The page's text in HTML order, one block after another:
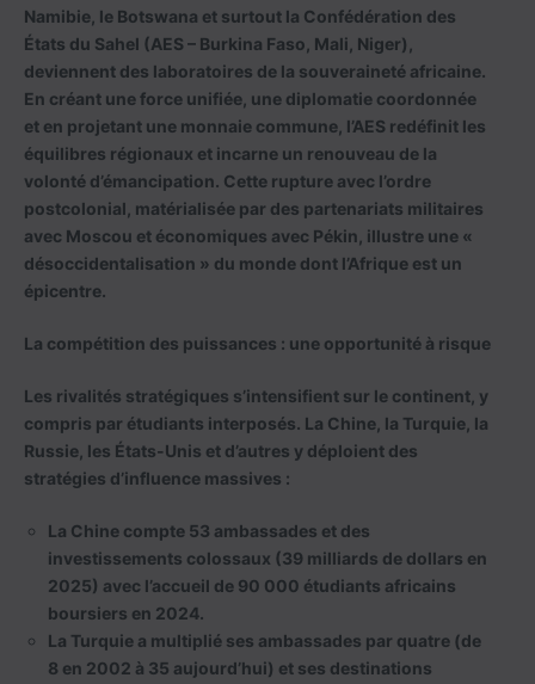
Namibie, le Botswana et surtout la Confédération des
États du Sahel (AES – Burkina Faso, Mali, Niger),
deviennent des laboratoires de la souveraineté africaine.
En créant une force unifiée, une diplomatie coordonnée
et en projetant une monnaie commune, l’AES redéfinit les
équilibres régionaux et incarne un renouveau de la
volonté d’émancipation. Cette rupture avec l’ordre
postcolonial, matérialisée par des partenariats militaires
avec Moscou et économiques avec Pékin, illustre une «
désoccidentalisation » du monde dont l’Afrique est un
épicentre.
La compétition des puissances : une opportunité à risque
Les rivalités stratégiques s’intensifient sur le continent, y
compris par étudiants interposés. La Chine, la Turquie, la
Russie, les États-Unis et d’autres y déploient des
stratégies d’influence massives :
La Chine compte 53 ambassades et des
investissements colossaux (39 milliards de dollars en
2025) avec l’accueil de 90 000 étudiants africains
boursiers en 2024.
La Turquie a multiplié ses ambassades par quatre (de
8 en 2002 à 35 aujourd’hui) et ses destinations